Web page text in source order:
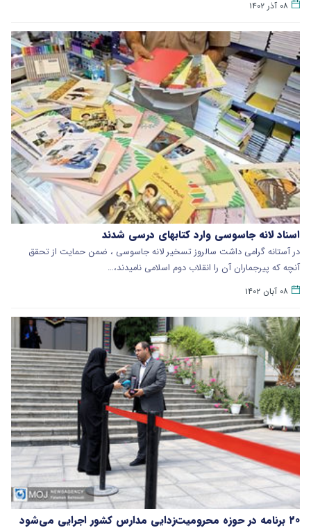
۰۸ آذر ۱۴۰۲
اسناد لانه جاسوسی وارد کتابهای درسی شدند
در آستانه گرامی داشت سالروز تسخیر لانه جاسوسی ، ضمن حمایت از تحقق
آنچه که پیرجماران آن را انقلاب دوم اسلامی نامیدند،…
۰۸ آبان ۱۴۰۲
۲۰ برنامه در حوزه محرومیت‌زدایی مدارس کشور اجرایی می‌شود